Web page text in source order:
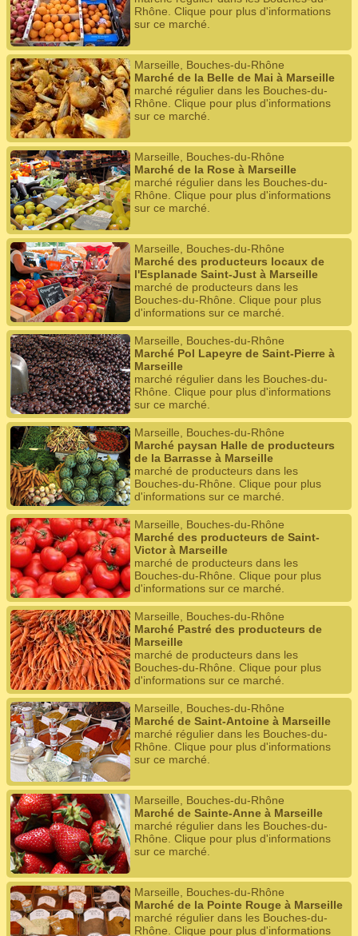
Rhône. Clique pour plus d'informations
sur ce marché.
Marseille, Bouches-du-Rhône
Marché de la Belle de Mai à Marseille
marché régulier dans les Bouches-du-
Rhône. Clique pour plus d'informations
sur ce marché.
Marseille, Bouches-du-Rhône
Marché de la Rose à Marseille
marché régulier dans les Bouches-du-
Rhône. Clique pour plus d'informations
sur ce marché.
Marseille, Bouches-du-Rhône
Marché des producteurs locaux de
l'Esplanade Saint-Just à Marseille
marché de producteurs dans les
Bouches-du-Rhône. Clique pour plus
d'informations sur ce marché.
Marseille, Bouches-du-Rhône
Marché Pol Lapeyre de Saint-Pierre à
Marseille
marché régulier dans les Bouches-du-
Rhône. Clique pour plus d'informations
sur ce marché.
Marseille, Bouches-du-Rhône
Marché paysan Halle de producteurs
de la Barrasse à Marseille
marché de producteurs dans les
Bouches-du-Rhône. Clique pour plus
d'informations sur ce marché.
Marseille, Bouches-du-Rhône
Marché des producteurs de Saint-
Victor à Marseille
marché de producteurs dans les
Bouches-du-Rhône. Clique pour plus
d'informations sur ce marché.
Marseille, Bouches-du-Rhône
Marché Pastré des producteurs de
Marseille
marché de producteurs dans les
Bouches-du-Rhône. Clique pour plus
d'informations sur ce marché.
Marseille, Bouches-du-Rhône
Marché de Saint-Antoine à Marseille
marché régulier dans les Bouches-du-
Rhône. Clique pour plus d'informations
sur ce marché.
Marseille, Bouches-du-Rhône
Marché de Sainte-Anne à Marseille
marché régulier dans les Bouches-du-
Rhône. Clique pour plus d'informations
sur ce marché.
Marseille, Bouches-du-Rhône
Marché de la Pointe Rouge à Marseille
marché régulier dans les Bouches-du-
Rhône. Clique pour plus d'informations